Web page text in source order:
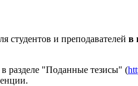
студентов и преподавателей в
разделе "Поданные тезисы" (